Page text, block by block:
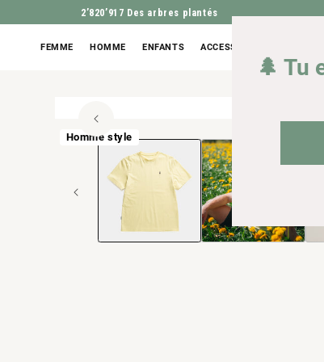
2’820’917 Des arbres plantés
FEMME HOMME ENFANTS ACCESSOIRES
ALLER À
Homme style
🌲 Tu